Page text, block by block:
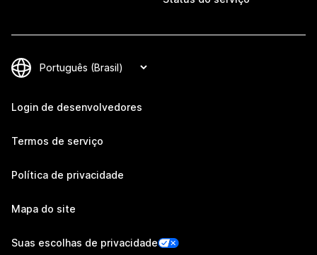
Login de desenvolvedores
Termos de serviço
Política de privacidade
Mapa do site
Suas escolhas de privacidade